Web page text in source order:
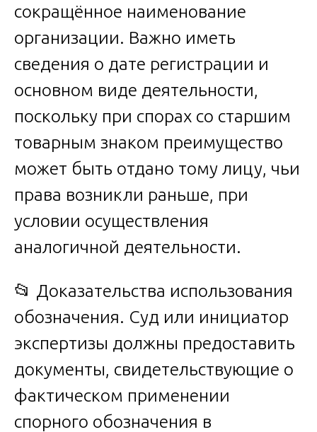
сокращённое наименование
организации. Важно иметь
сведения о дате регистрации и
основном виде деятельности,
поскольку при спорах со старшим
товарным знаком преимущество
может быть отдано тому лицу, чьи
права возникли раньше, при
условии осуществления
аналогичной деятельности.
📂 Доказательства использования
обозначения. Суд или инициатор
экспертизы должны предоставить
документы, свидетельствующие о
фактическом применении
спорного обозначения в